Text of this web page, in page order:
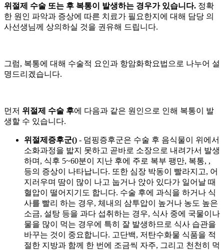
위절제 수술 또는 후 복통이 발생하는 경우가 있습니다. 정확
한 원인 파악과 증상에 따른 치료가 필요한지에 대해 담당 의
사선생님께 상의하실 것을 권유해 드립니다.
그럼, 복통에 대해 수술적 요인과 항암화학요법으로 나누어 설
명드리겠습니다.
먼저 위절제 수술 후에 다음과 같은 원인으로 인해 복통이 발
생할 수 있습니다.
위절제증후군() - 덤핑증후군은 수술 후 음식물이 위에서
소화과정을 밟지 못하고 곧바로 소장으로 내려가서 발생
하며, 식후 5~60분이 지난 후에 주로 복부 팽만, 복통, ,
등의 증상이 나타납니다. 또한 심장 박동이 빨라지고, 어
지러우며 땀이 많이 나고 눕거나 앉아 있다가 일어날 때
혈압이 떨어지기도 합니다. 수술 후에 과식을 하거나 식
사를 빨리 하는 경우, 체내의 삼투압이 높거나 농도 높은
소금, 설탕 등을 과다 섭취하는 경우, 식사 중에 국물이나
물을 많이 먹는 경우에 특히 잘 발생하므로 식사 습관을
바꾸는 것이 중요합니다. 고단백, 저탄수화물 식품을 적
절한 지방과 함께 한 번에 조금씩 자주, 그리고 천천히 먹